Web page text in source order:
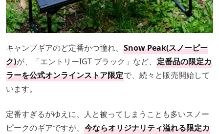
キャンプギアのど定番かつ憧れ、 Snow Peak(スノーピー
ク)が、「エントリーIGT ブラック」など、 定番品の限定カ
ラーを公式オンラインストア限定で、続々と販売開始して
います。
定番すぎるがゆえに、人と被ってしまうことも多いスノー
ピークのギアですが、 今ならオリジナリティ溢れる限定カ